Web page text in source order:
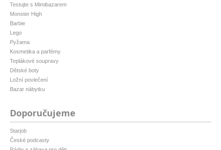
Testujte s Mimibazarem
Monster High
Barbie
Lego
Pyžama
Kosmetika a parfémy
Teplákové soupravy
Dětské boty
Ložní povlečení
Bazar nábytku
Doporučujeme
Starjob
České podcasty